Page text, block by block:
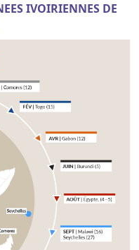
IVOIRIENNES DE